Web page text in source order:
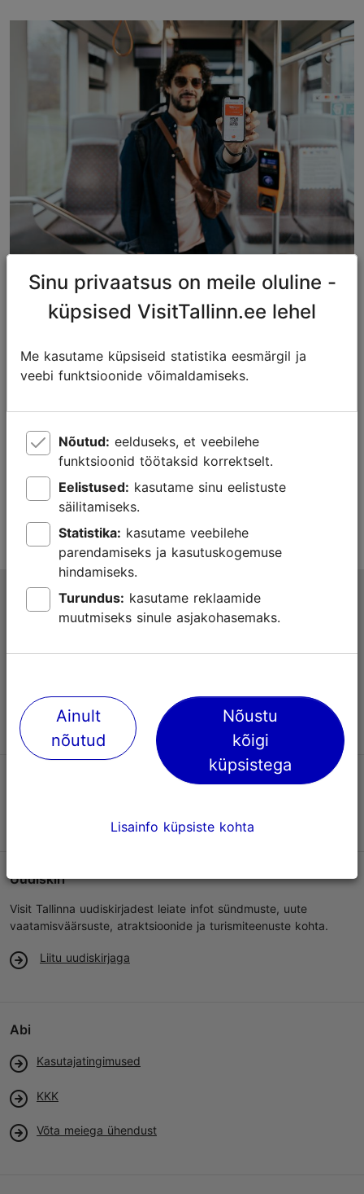
Foto: Rasmus Jurkatam
Kas lehe sisu vastas Sinu ootustele?
Jah Ei
Tallinna turismiinfokeskus
Niguliste 2, 10146 Tallinn, Eesti
info@visittallinn.ee
Uudiskiri
Visit Tallinna uudiskirjadest leiate infot sündmuste, uute
vaatamisväärsuste, atraktsioonide ja turismiteenuste kohta.
Liitu uudiskirjaga
Abi
Kasutajatingimused
KKK
Võta meiega ühendust
Sinu privaatsus on meile oluline -
küpsised VisitTallinn.ee lehel
Me kasutame küpsiseid statistika eesmärgil ja
veebi funktsioonide võimaldamiseks.
Nõutud:
funktsioonid töötaksid korrektselt.
Eelistused:
säilitamiseks.
Statistika:
parendamiseks ja kasutuskogemuse
hindamiseks.
Turundus:
muutmiseks sinule asjakohasemaks.
Ainult
nõutud
Nõustu
kõigi
küpsistega
Lisainfo küpsiste kohta